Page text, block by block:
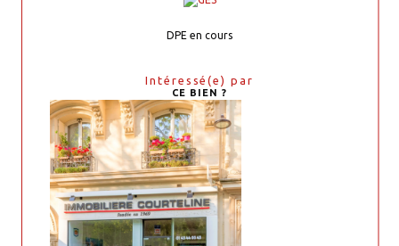
DPE en cours
Intéressé(e) par
CE BIEN ?